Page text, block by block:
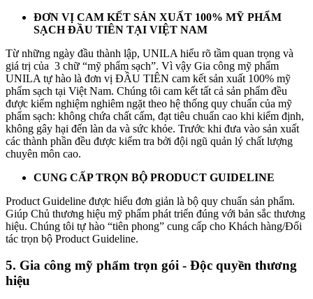
ĐƠN VỊ CAM KẾT SẢN XUẤT 100% MỸ PHẨM
SẠCH ĐẦU TIÊN TẠI VIỆT NAM
Từ những ngày đầu thành lập, UNILA hiểu rõ tầm quan trọng và
giá trị của 3 chữ “mỹ phẩm sạch”. Vì vậy Gia công mỹ phẩm
UNILA tự hào là đơn vị ĐẦU TIÊN cam kết sản xuất 100% mỹ
phẩm sạch tại Việt Nam. Chúng tôi cam kết tất cả sản phẩm đều
được kiểm nghiệm nghiêm ngặt theo hệ thống quy chuẩn của mỹ
phẩm sạch: không chứa chất cấm, đạt tiêu chuẩn cao khi kiểm định,
không gây hại đến làn da và sức khỏe. Trước khi đưa vào sản xuất
các thành phần đều được kiểm tra bởi đội ngũ quản lý chất lượng
chuyên môn cao.
CUNG CẤP TRỌN BỘ PRODUCT GUIDELINE
Product Guideline được hiểu đơn giản là bộ quy chuẩn sản phẩm.
Giúp Chủ thương hiệu mỹ phẩm phát triển đúng với bản sắc thương
hiệu. Chúng tôi tự hào “tiên phong” cung cấp cho Khách hàng/Đối
tác trọn bộ Product Guideline.
5. Gia công mỹ phẩm trọn gói - Độc quyền thương
hiệu